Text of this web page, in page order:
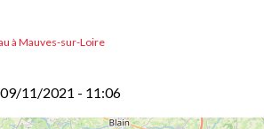
à Mauves-sur-Loire
11/2021 - 11:06